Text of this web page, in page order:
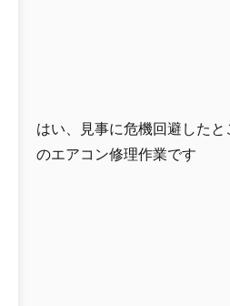
はい、見事に危機回避した
のエアコン修理作業です